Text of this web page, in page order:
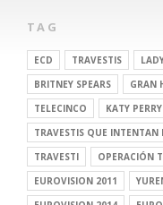
TAG
ECD TRAVESTIS
BRITNEY SPEARS
GRAN
TELECINCO
KATY PERRY
TRAVESTIS QUE INTENTAN
TRAVESTI
OPERACIÓN
EUROVISION 2011